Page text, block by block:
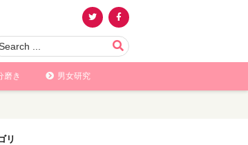
磨き 男女研究
リ